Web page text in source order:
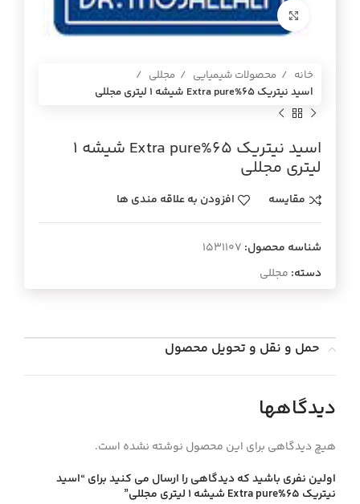
برای بزرگنمایی کلیک کنید
خانه محصولات شیمیایی
مجللی
اسيد نيتريك 65%Extra pure شيشه 1 ليتري مجللي
اسيد نيتريك 65%Extra pure شيشه 1
ليتري مجللي
مقایسه افزودن به علاقه مندی ها
شناسه محصول: 1531107
دسته: مجللی
حمل و نقل و تحویل محصول
دیدگاهها
هیچ دیدگاهی برای این محصول نوشته نشده است.
اولین نفری باشید که دیدگاهی را ارسال می کنید برای “اسيد
نيتريك 65%Extra pure شيشه 1 ليتري مجللي”